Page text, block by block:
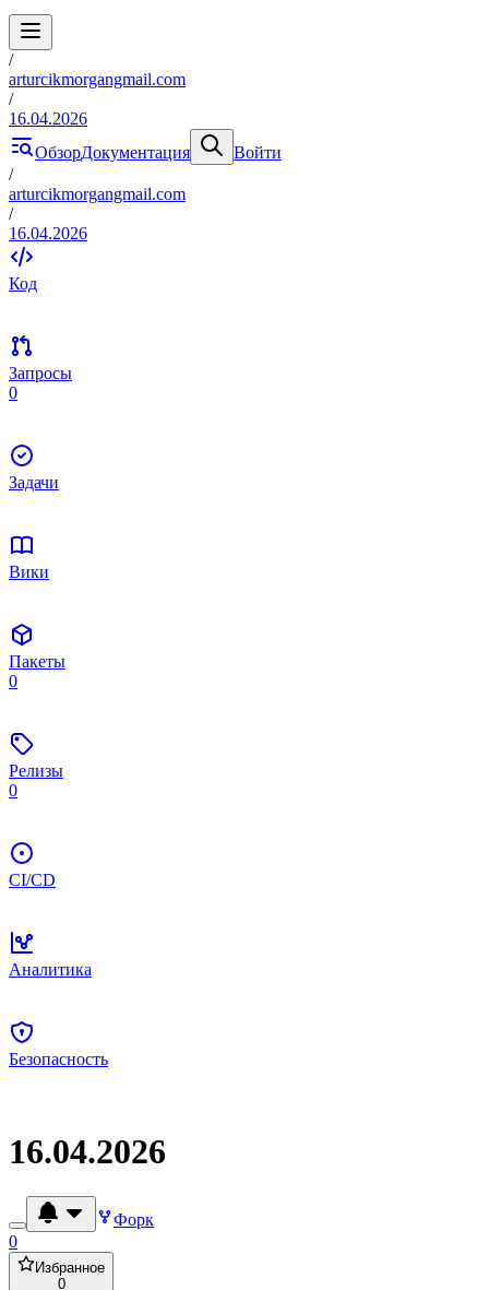
/
arturcikmorgangmail.com
/
16.04.2026
ОбзорДокументация
Войти
/
arturcikmorgangmail.com
/
16.04.2026
Код
Запросы
0
Задачи
Вики
Пакеты
0
Релизы
0
CI/CD
Аналитика
Безопасность
16.04.2026
Форк
0
Избранное
0